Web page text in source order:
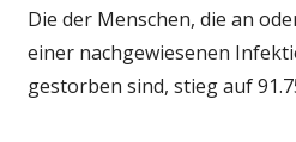
Die der Menschen, die an
einer nachgewiesenen
gestorben sind, stieg auf